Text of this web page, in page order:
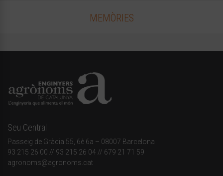
MEMÒRIES
Seu Central
Passeig de Gràcia 55, 6è 6a – 08007 Barcelona
93 215 26 00 // 93 215 26 04 // 679 21 71 59
agronoms@agronoms.cat